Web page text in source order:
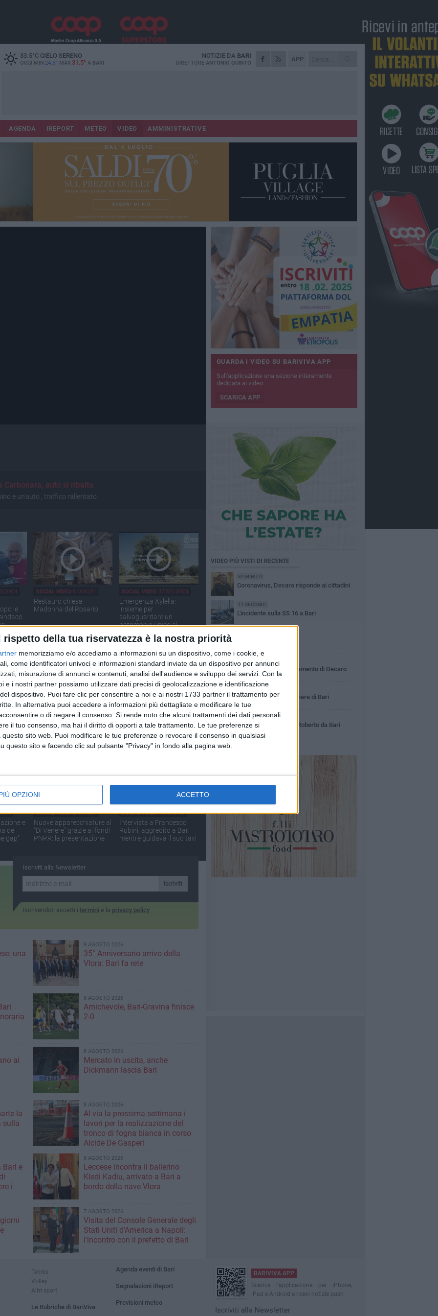
rispetto della tua riservatezza è la nostra priorità
memorizziamo e/o accediamo a informazioni su un dispositivo, come i cookie, e
come identificatori univoci e informazioni standard inviate da un dispositivo per annunci
misurazione di annunci e contenuti, analisi dell'audience e sviluppo dei servizi. Con la
e i nostri partner possiamo utilizzare dati precisi di geolocalizzazione e identificazione
dispositivo. Puoi fare clic per consentire a noi e ai nostri 1733 partner il trattamento per
In alternativa puoi accedere a informazioni più dettagliate e modificare le tue
o di negare il consenso. Si rende noto che alcuni trattamenti dei dati personali
il tuo consenso, ma hai il diritto di opporti a tale trattamento. Le tue preferenze si
sito web. Puoi modificare le tue preferenze o revocare il consenso in qualsiasi
questo sito e facendo clic sul pulsante "Privacy" in fondo alla pagina web.
OPZIONI ACCETTO
33.5°CCIELO SERENO
OGGI MIN 24.5° MAX 31.5° A BARI
APP
NOTIZIE DA BARI
DIRETTORE ANTONIO QUINTO
AGENDA IREPORT METEO VIDEO AMMINISTRATIVE
Carbonara, auto si ribalta
e un'auto , traffico rallentato
le
SOCIAL VIDEO 6 MINUTI
Restauro chiesa
Madonna del Rosario
SOCIAL VIDEO 37 SECONDI
Emergenza Xylella:
insieme per
salvaguardare un
patrimonio unico al
del
SOCIAL VIDEO 2 MINUTI
Francesco Cupertino,
conferenza di saluto da
rettore
SOCIAL VIDEO2 MINUTI
Bari - La presentazione
del progetto "Gli
ScacciaRischi" alla Fiera
del Levante
e
del
gap"
SOCIAL VIDEO2 MINUTI
Nuove apparecchiature al
"Di Venere" grazie ai fondi
PNRR: la presentazione
SOCIAL VIDEO1 MINUTO
Intervista a Francesco
Rubini, aggredito a Bari
mentre guidava il suo taxi
Iscriviti alla Newsletter
Iscriviti
Iscrivendoti accetti i termini e la privacy policy
una
9 AGOSTO 2026
35° Anniversario arrivo della
Vlora: Bari fa rete
8 AGOSTO 2026
Amichevole, Bari-Gravina finisce
2-0
ai
8 AGOSTO 2026
Mercato in uscita, anche
Dickmann lascia Bari
la
sulla
8 AGOSTO 2026
Al via la prossima settimana i
lavori per la realizzazione del
tronco di fogna bianca in corso
Alcide De Gasperi
Bari e
i
8 AGOSTO 2026
Leccese incontra il ballerino
Kledi Kadiu, arrivato a Bari a
bordo della nave Vlora
7 AGOSTO 2026
Visita del Console Generale degli
Stati Uniti d’America a Napoli:
l'incontro con il prefetto di Bari
GUARDA I VIDEO SU BARIVIVA APP
Sull'applicazione una sezione interamente
dedicata ai video
SCARICA APP
VIDEO PIÙ VISTI DI RECENTE
34 MINUTI
Coronavirus, Decaro risponde ai cittadini
11 SECONDI
L'incidente sulla SS 16 a Bari
Coronavirus, l'aggiornamento di Decaro
1 MINUTO
La sparatoria a Carbonara di Bari
53 SECONDI
Pedonalizzazione via Roberto da Bari
Tennis
Volley
Altri sport
Le Rubriche di BariViva
Agenda eventi di Bari
Segnalazioni iReport
Previsioni meteo
BARIVIVA APP
Scarica l'applicazione per iPhone,
iPad e Android e ricevi notizie push
Iscriviti alla Newsletter